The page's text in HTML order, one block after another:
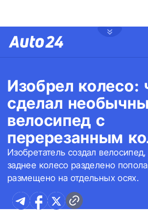
Изобрел колесо:
сделал
велосипед с
перерезанным
Изобретатель создал велосипед,
заднее колесо разделено
размещено на отдельных осях.